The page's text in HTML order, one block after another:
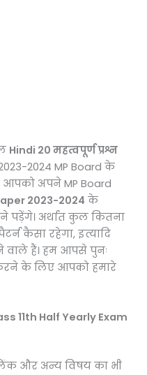
Hindi 20 महत्वपूर्ण प्रश्न
2024 MP Board के
अपने MP Board
2023-2024 के
पड़ेंगे। अर्थात कुल कितना
कैसा रहेगा, इत्यादि
हैं। हम आपसे पुनः
के लिए आपको हमारे
11th Half Yearly Exam
और अन्य विषय का भी